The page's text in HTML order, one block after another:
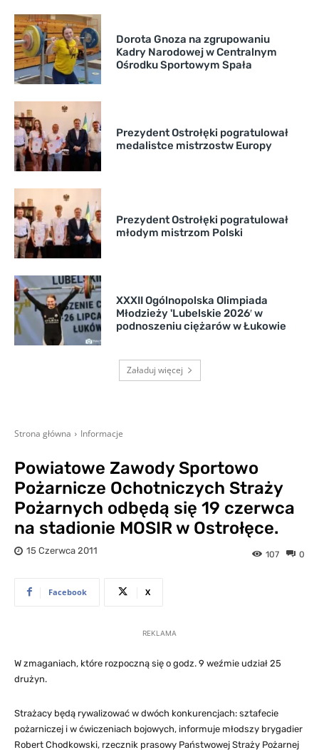
Dorota Gnoza na zgrupowaniu
Kadry Narodowej w Centralnym
Ośrodku Sportowym Spała
Prezydent Ostrołęki pogratulował
medalistce mistrzostw Europy
Prezydent Ostrołęki pogratulował
młodym mistrzom Polski
XXXII Ogólnopolska Olimpiada
Młodzieży 'Lubelskie 2026′ w
podnoszeniu ciężarów w Łukowie
Załaduj więcej